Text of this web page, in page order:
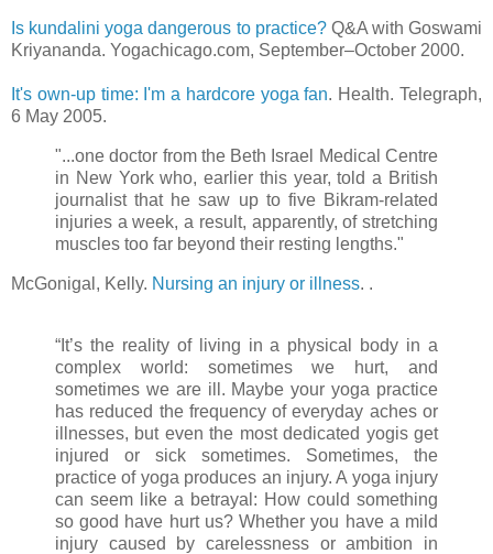
Is kundalini yoga dangerous to practice?Q&A with Goswami
Kriyananda. Yogachicago.com, September–October 2000.
It's own-up time: I'm a hardcore yoga fan. Health. Telegraph,
6 May 2005.
"...one doctor from the Beth Israel Medical Centre
in New York who, earlier this year, told a British
journalist that he saw up to five Bikram-related
injuries a week, a result, apparently, of stretching
muscles too far beyond their resting lengths."
McGonigal, Kelly. Nursing an injury or illness. .
“It’s the reality of living in a physical body in a
complex world: sometimes we hurt, and
sometimes we are ill. Maybe your yoga practice
has reduced the frequency of everyday aches or
illnesses, but even the most dedicated yogis get
injured or sick sometimes. Sometimes, the
practice of yoga produces an injury. A yoga injury
can seem like a betrayal: How could something
so good have hurt us? Whether you have a mild
injury caused by carelessness or ambition in